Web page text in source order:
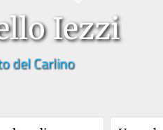
Iezzi
del Carlino